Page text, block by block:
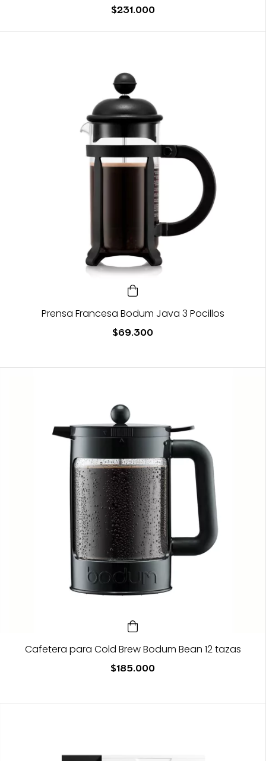
$231.000
Prensa Francesa Bodum Java 3 Pocillos
$69.300
Cafetera para Cold Brew Bodum Bean 12 tazas
$185.000